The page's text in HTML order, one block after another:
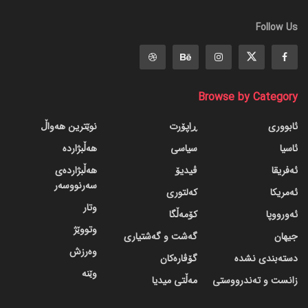
Follow Us
Browse by Category
ئابووری
ئاسیا
ئەفریقا
ئەمریکا
ئەورووپا
جیهان
دسته‌بندی نشده
زانست و تەندرووستی
ڕاپۆرت
سیاسی
ڤیدیۆ
کەلتوری
کۆمەڵگا
گه‌شت و گه‌شتیاری
گۆڤاره‌کان
مەڵتی میدیا
نوێترین هەواڵ
هەڵبژاردە
هەڵبژاردەی
سەرنووسەر
وتار
وتووێژ
وەرزش
وێنە